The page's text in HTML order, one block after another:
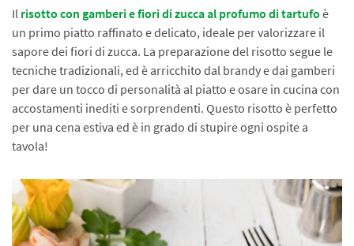
Il risotto con gamberi e fiori di zucca al profumo di tartufo è
un primo piatto raffinato e delicato, ideale per valorizzare il
sapore dei fiori di zucca. La preparazione del risotto segue le
tecniche tradizionali, ed è arricchito dal brandy e dai gamberi
per dare un tocco di personalità al piatto e osare in cucina con
accostamenti inediti e sorprendenti. Questo risotto è perfetto
per una cena estiva ed è in grado di stupire ogni ospite a
tavola!